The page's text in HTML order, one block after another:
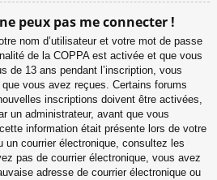
peux pas me connecter !
nom d’utilisateur et votre mot de passe
de la COPPA est activée et que vous
de 13 ans pendant l’inscription, vous
vous avez reçues. Certains forums
inscriptions doivent être activées,
un administrateur, avant que vous
information était présente lors de votre
courrier électronique, consultez les
pas de courrier électronique, vous avez
adresse de courrier électronique ou